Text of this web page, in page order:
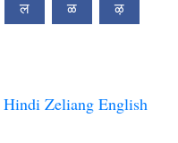
ल ळ ऴ
Hindi Zeliang English